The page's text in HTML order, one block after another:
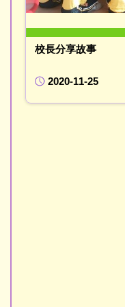
校長分享故事
2020-11-25